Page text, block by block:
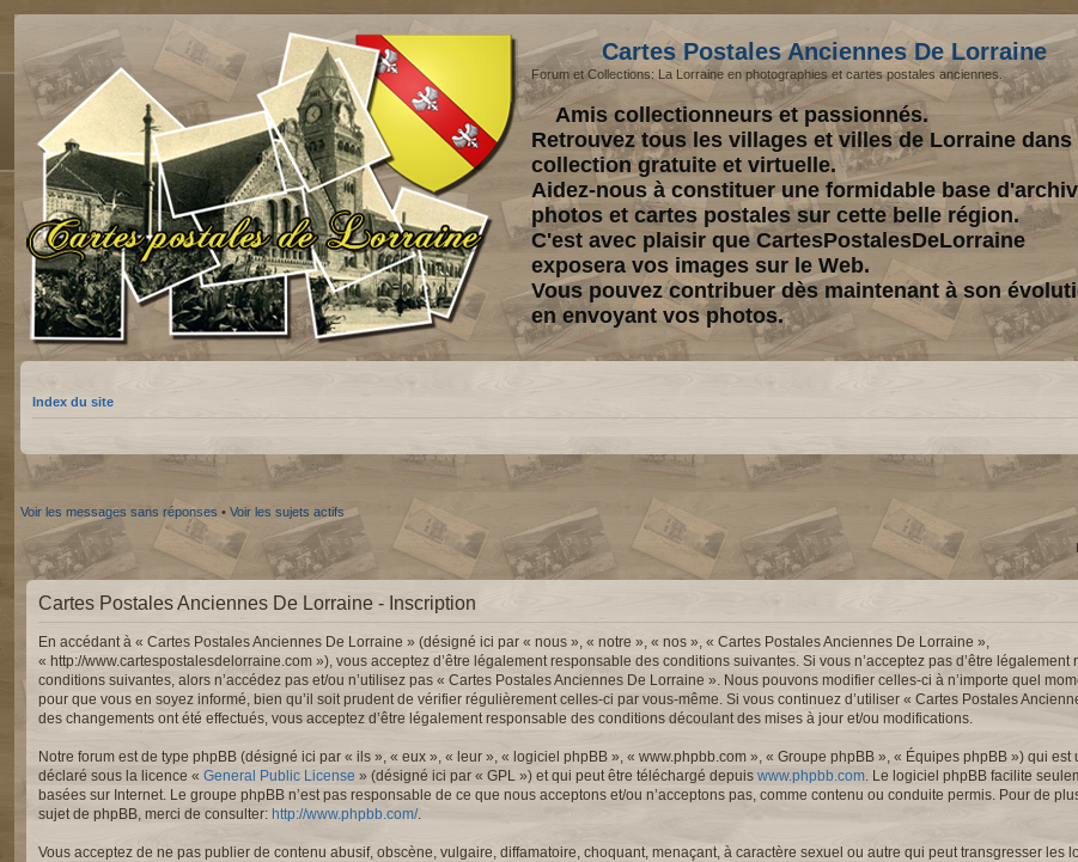
Cartes Postales Anciennes De Lorraine
Forum et Collections: La Lorraine en photographies et cartes postales anciennes.
Amis collectionneurs et passionnés.
Retrouvez tous les villages et villes de Lorraine dans
collection gratuite et virtuelle.
Aidez-nous à constituer une formidable base
photos et cartes postales sur cette belle région.
C'est avec plaisir que CartesPostalesDeLorraine
exposera vos images sur le Web.
Vous pouvez contribuer dès maintenant à son
en envoyant vos photos.
Index du site
Voir les messages sans réponses • Voir les sujets actifs
Cartes Postales Anciennes De Lorraine - Inscription
En accédant à « Cartes Postales Anciennes De Lorraine » (désigné ici par « nous », « notre », « nos », « Cartes Postales Anciennes De Lorraine »,
« http://www.cartespostalesdelorraine.com »), vous acceptez d’être légalement responsable des conditions suivantes. Si vous n’acceptez pas d’être
conditions suivantes, alors n’accédez pas et/ou n’utilisez pas « Cartes Postales Anciennes De Lorraine ». Nous pouvons modifier celles-ci à n’importe quel
pour que vous en soyez informé, bien qu’il soit prudent de vérifier régulièrement celles-ci par vous-même. Si vous continuez d’utiliser « Cartes Postales
des changements ont été effectués, vous acceptez d’être légalement responsable des conditions découlant des mises à jour et/ou modifications.
Notre forum est de type phpBB (désigné ici par « ils », « eux », « leur », « logiciel phpBB », « www.phpbb.com », « Groupe phpBB », « Équipes phpBB ») qui est
déclaré sous la licence « General Public License » (désigné ici par « GPL ») et qui peut être téléchargé depuis www.phpbb.com. Le logiciel phpBB facilite
basées sur Internet. Le groupe phpBB n’est pas responsable de ce que nous acceptons et/ou n’acceptons pas, comme contenu ou conduite permis. Pour de
sujet de phpBB, merci de consulter: http://www.phpbb.com/.
Vous acceptez de ne pas publier de contenu abusif, obscène, vulgaire, diffamatoire, choquant, menaçant, à caractère sexuel ou autre qui peut transgresser les